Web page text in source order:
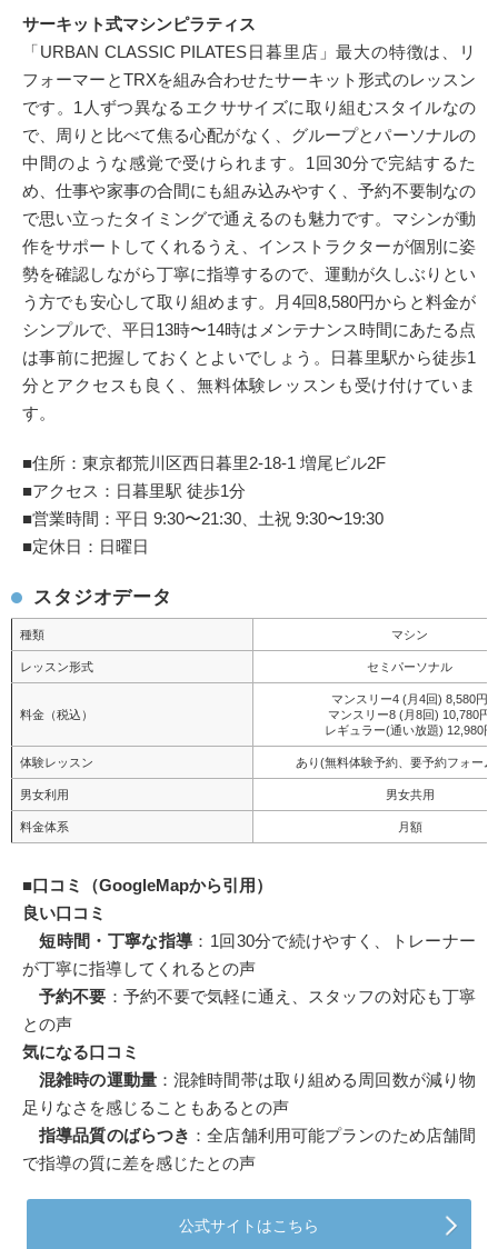
サーキット式マシンピラティス
「URBAN CLASSIC PILATES日暮里店」最大の特徴は、リ
フォーマーとTRXを組み合わせたサーキット形式のレッスン
です。1人ずつ異なるエクササイズに取り組むスタイルなの
で、周りと比べて焦る心配がなく、グループとパーソナルの
中間のような感覚で受けられます。1回30分で完結するた
め、仕事や家事の合間にも組み込みやすく、予約不要制なの
で思い立ったタイミングで通えるのも魅力です。マシンが動
作をサポートしてくれるうえ、インストラクターが個別に姿
勢を確認しながら丁寧に指導するので、運動が久しぶりとい
う方でも安心して取り組めます。月4回8,580円からと料金が
シンプルで、平日13時〜14時はメンテナンス時間にあたる点
は事前に把握しておくとよいでしょう。日暮里駅から徒歩1
分とアクセスも良く、無料体験レッスンも受け付けていま
す。
■住所：東京都荒川区西日暮里2-18-1 増尾ビル2F
■アクセス：日暮里駅 徒歩1分
■営業時間：平日 9:30〜21:30、土祝 9:30〜19:30
■定休日：日曜日
スタジオデータ
種類 マシン
レッスン形式 セミパーソナル
料金（税込）
マンスリー4 (月4回) 8,580円
マンスリー8 (月8回) 10,780円
レギュラー(通い放題) 12,980円
体験レッスン あり(無料体験予約、要予約フォーム
男女利用 男女共用
料金体系 月額
■口コミ（GoogleMapから引用）
良い口コミ
短時間・丁寧な指導 ：1回30分で続けやすく、トレーナー
が丁寧に指導してくれるとの声
予約不要 ：予約不要で気軽に通え、スタッフの対応も丁寧
との声
気になる口コミ
混雑時の運動量：混雑時間帯は取り組める周回数が減り物
足りなさを感じることもあるとの声
指導品質のばらつき ：全店舗利用可能プランのため店舗間
で指導の質に差を感じたとの声
公式サイトはこちら